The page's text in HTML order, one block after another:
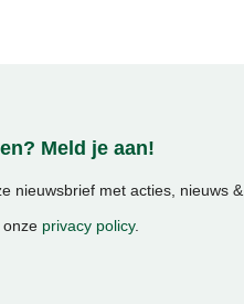
Meld je aan!
nieuwsbrief met acties, nieuws &
onze privacy policy.